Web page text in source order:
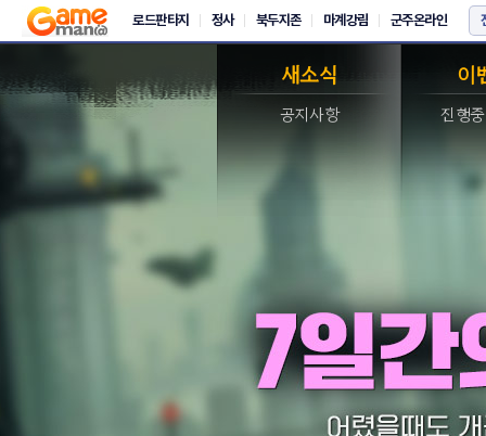
새소식
공지사항
이
진행